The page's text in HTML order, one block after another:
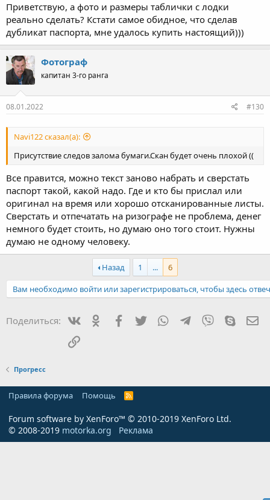
Приветствую, а фото и размеры таблички с лодки
реально сделать? Кстати самое обидное, что сделав
дубликат паспорта, мне удалось купить настоящий)))
Фотограф
капитан 3-го ранга
08.01.2022 #130
Navi122 сказал(а):
Присутствие следов залома бумаги.Скан будет очень плохой ((
Все правится, можно текст заново набрать и сверстать
паспорт такой, какой надо. Где и кто бы прислал или
оригинал на время или хорошо отсканированные листы.
Сверстать и отпечатать на ризографе не проблема, денег
немного будет стоить, но думаю оно того стоит. Нужны
думаю не одному человеку.
Назад 1 ...
6
Вам необходимо войти или зарегистрироваться, чтобы здесь
Поделиться: ВконтактеОдноклассники
Facebook
TwitterWhatsAppTelegram
Viber Skype
Ссылка
Прогресс
Правила форума Помощь
R
Forum software by XenForo™ © 2010-2019 XenForo Ltd.
© 2008-2019 motorka.org Реклама